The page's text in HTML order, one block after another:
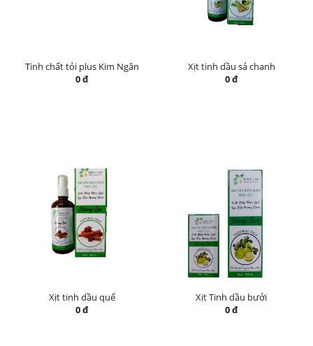
Tinh chất tỏi plus Kim Ngân
0 đ
Xịt tinh dầu sả chanh
0 đ
Xịt tinh dầu quế
0 đ
Xịt Tinh dầu bưởi
0 đ